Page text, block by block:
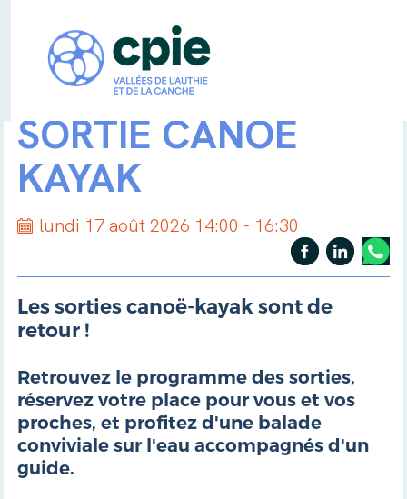
SORTIE CANOË
KAYAK
lundi 17 août 2026 14:00 - 16:30
Les sorties canoë-kayak sont de
retour !
Retrouvez le programme des sorties,
réservez votre place pour vous et vos
proches, et profitez d'une balade
conviviale sur l'eau accompagnés d'un
guide.